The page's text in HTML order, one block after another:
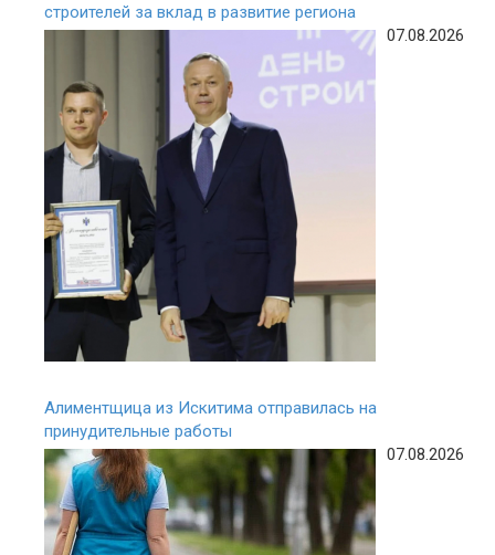
строителей за вклад в развитие региона
07.08.2026
Алиментщица из Искитима отправилась на
принудительные работы
07.08.2026